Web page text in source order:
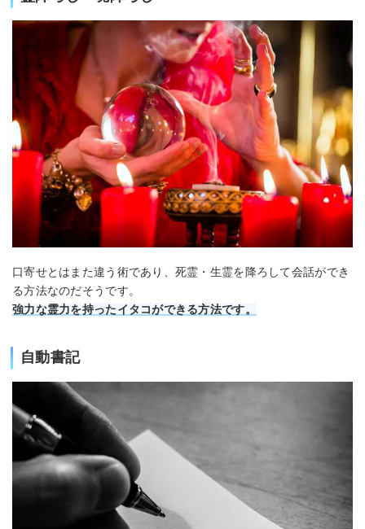
口寄せとはまた違う術であり、死霊・生霊を降ろして会話ができ
る方法なのだそうです。
強力な霊力を持ったイタコができる方法です。
自動書記